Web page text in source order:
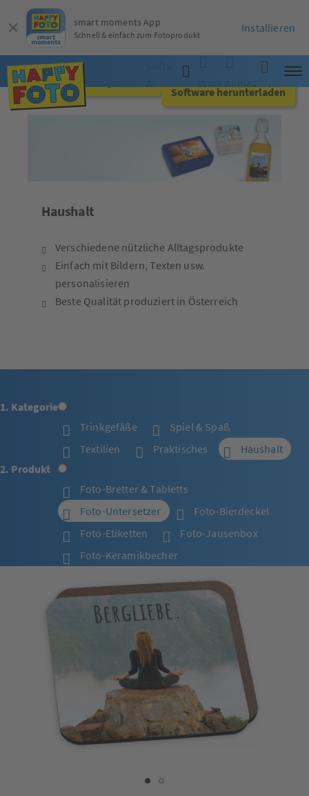
Software
App
WarenkorbAnmelden
Suche
Haushalt
Verschiedene nützliche Alltagsprodukte
Einfach mit Bildern, Texten usw.
personalisieren
Beste Qualität produziert in Österreich
1. Kategorie
Trinkgefäße
Spiel & Spaß
Textilien
Praktisches
Haushalt
2. Produkt
Foto-Bretter & Tabletts
Foto-Untersetzer
Foto-Bierdeckel
Foto-Etiketten
Foto-Jausenbox
Foto-Keramikbecher
Jetzt online gestalten
Software herunterladen
smart moments App
Schnell & einfach zum Fotoprodukt
Installieren